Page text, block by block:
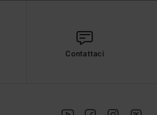
Contattaci